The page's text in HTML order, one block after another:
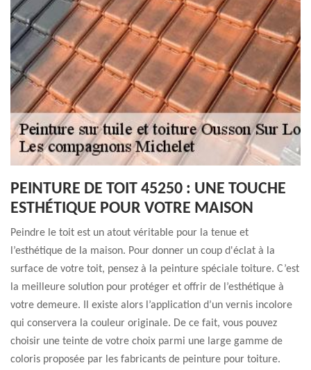
PEINTURE DE TOIT 45250 : UNE TOUCHE
ESTHÉTIQUE POUR VOTRE MAISON
Peindre le toit est un atout véritable pour la tenue et
l’esthétique de la maison. Pour donner un coup d'éclat à la
surface de votre toit, pensez à la peinture spéciale toiture. C’est
la meilleure solution pour protéger et offrir de l’esthétique à
votre demeure. Il existe alors l’application d’un vernis incolore
qui conservera la couleur originale. De ce fait, vous pouvez
choisir une teinte de votre choix parmi une large gamme de
coloris proposée par les fabricants de peinture pour toiture.